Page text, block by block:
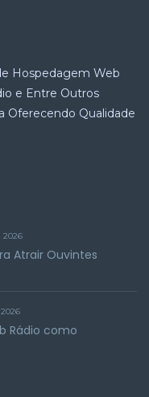
Hospedagem Web
e Entre Outros
Oferecendo Qualidade
2026
Atrair Ouvintes
Rádio como